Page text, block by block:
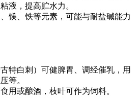
液，提高贮水力。
镁、铁等元素，可能与耐盐碱能力
特白刺）可健脾胃、调经催乳，用
等。
用或酿酒，枝叶可作为饲料。